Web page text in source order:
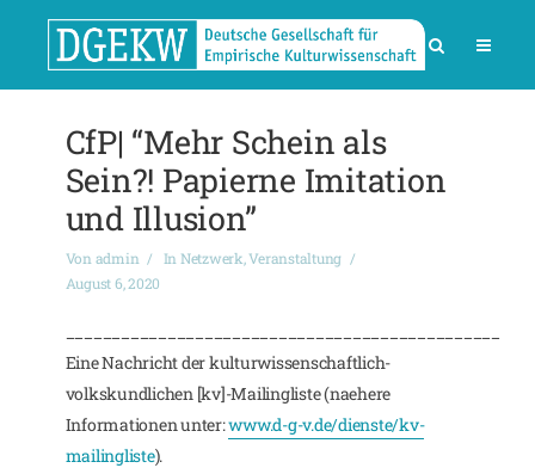
CfP| “Mehr Schein als
Sein?! Papierne Imitation
und Illusion”
Von admin In Netzwerk,Veranstaltung
August 6, 2020
Eine Nachricht der kulturwissenschaftlich-
volkskundlichen [kv]-Mailingliste (naehere
Informationen unter:www.d-g-v.de/dienste/kv-
mailingliste).